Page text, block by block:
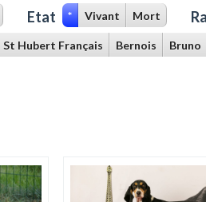
Etat * Vivant Mort
St Hubert Français Bernois Bruno